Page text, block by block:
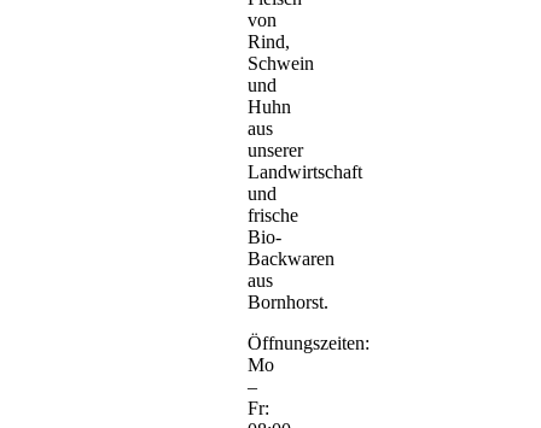
von
Rind,
Schwein
und
Huhn
aus
unserer
Landwirtschaft
und
frische
Bio-
Backwaren
aus
Bornhorst.
Öffnungszeiten:
Mo
–
Fr: